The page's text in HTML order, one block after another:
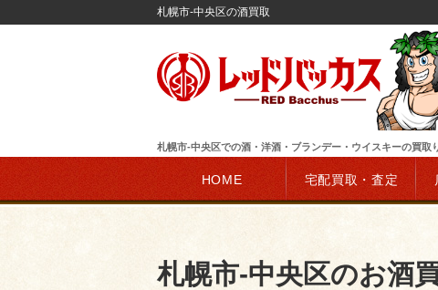
札幌市-中央区の酒買取
札幌市-中央区での酒・洋酒・ブランデー・ウイスキーの買取
HOME 宅配買取・査定
札幌市-中央区のお酒